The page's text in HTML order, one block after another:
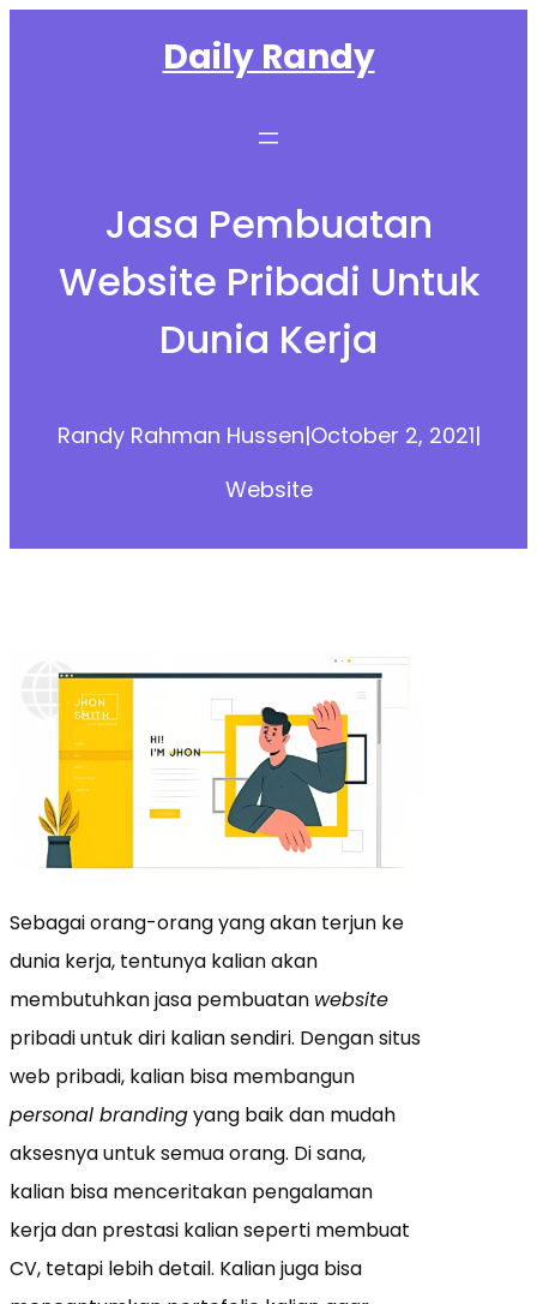
Daily Randy
Jasa Pembuatan
Website Pribadi Untuk
Dunia Kerja
Randy Rahman Hussen|October 2, 2021|
Website
Sebagai orang-orang yang akan terjun ke
dunia kerja, tentunya kalian akan
membutuhkan jasa pembuatan website
pribadi untuk diri kalian sendiri. Dengan situs
web pribadi, kalian bisa membangun
personal brandingyang baik dan mudah
aksesnya untuk semua orang. Di sana,
kalian bisa menceritakan pengalaman
kerja dan prestasi kalian seperti membuat
CV, tetapi lebih detail. Kalian juga bisa